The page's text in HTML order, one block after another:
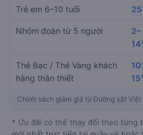
Chính sách giảm giá từ Đường sắt
Trẻ em 6–10 tuổi
Nhóm đoàn từ 5 người
2–
Thẻ Bạc / Thẻ Vàng khách
hàng thân thiết
* Ưu đãi có thể thay đổi theo từng